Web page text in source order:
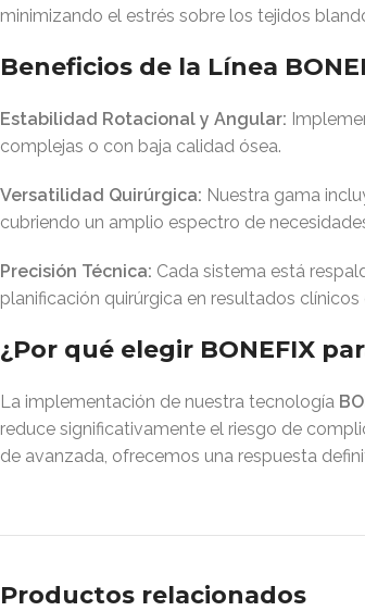
minimizando el estrés sobre los tejidos
Beneficios de la Línea
Estabilidad Rotacional y Angular:
complejas o con baja calidad ósea.
Versatilidad Quirúrgica: Nuestra gama
cubriendo un amplio espectro de
Precisión Técnica: Cada sistema está
planificación quirúrgica en resultados
¿Por qué elegir BONEFIX
La implementación de nuestra tecnología
reduce significativamente el riesgo de
de avanzada, ofrecemos una respuesta
Productos relacionados